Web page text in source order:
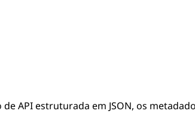
API estruturada em JSON, os